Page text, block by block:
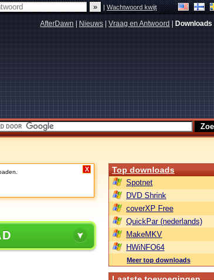
|Wachtwoord kwijt
AfterDawn Nieuws Vraag en Antwoord Downloads
X Top downloads
Spotnet
DVD Shrink
coverXP Free
QuickPar (nederlands)
MakeMKV
HWiNFO64
Meer top downloads